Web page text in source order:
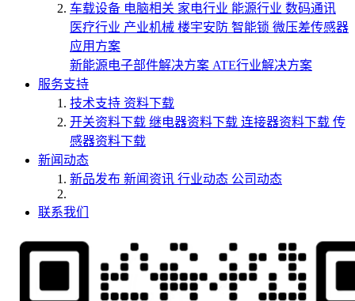
车载设备 电脑相关 家电行业 能源行业 数码通讯
医疗行业 产业机械 楼宇安防 智能锁 微压差传感器
应用方案
新能源电子部件解决方案 ATE行业解决方案
服务支持
技术支持 资料下载
开关资料下载 继电器资料下载 连接器资料下载 传
感器资料下载
新闻动态
新品发布 新闻资讯 行业动态 公司动态
联系我们